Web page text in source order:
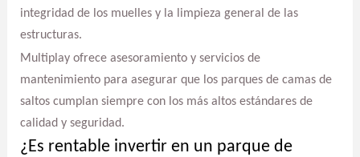
integridad de los muelles y la limpieza general de las
estructuras.
Multiplay ofrece asesoramiento y servicios de
mantenimiento para asegurar que los parques de camas de
saltos cumplan siempre con los más altos estándares de
calidad y seguridad.
¿Es rentable invertir en un parque de